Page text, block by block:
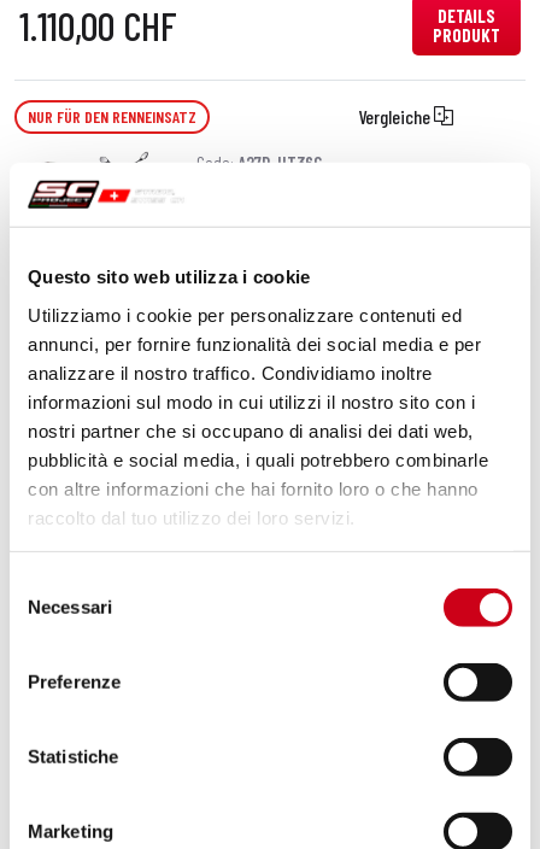
Questo sito web utilizza i cookie
Utilizziamo i cookie per personalizzare contenuti ed
annunci, per fornire funzionalità dei social media e per
analizzare il nostro traffico. Condividiamo inoltre
informazioni sul modo in cui utilizzi il nostro sito con i
nostri partner che si occupano di analisi dei dati web,
pubblicità e social media, i quali potrebbero combinarle
con altre informazioni che hai fornito loro o che hanno
raccolto dal tuo utilizzo dei loro servizi.
delNecessari
Preferenze
Statistiche
Marketing
1.110,00 CHF
DETAILS
PRODUKT
NUR FÜR DEN RENNEINSATZ Vergleiche
Code: A27D-HT36C
position
1.050,00 CHF
PRODUKT
NUR FÜR DEN RENNEINSATZ Vergleiche
A27D-HT36T
Titan CR-T Schalldämpfer, Hohe position
1.050,00 CHF
PRODUKT
NUR FÜR DEN RENNEINSATZ